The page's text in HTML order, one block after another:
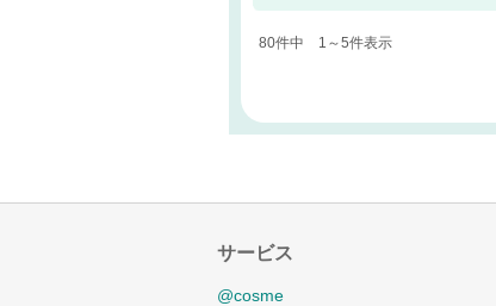
80件中 1～5件表示
サービス
@cosme